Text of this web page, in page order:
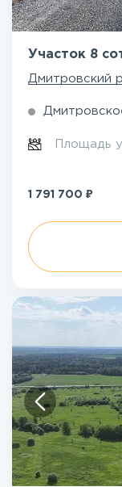
Участок 8
Дмитровский
Площадь
1 791 700 ₽